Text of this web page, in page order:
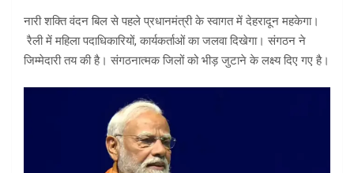
नारी शक्ति वंदन बिल से पहले प्रधानमंत्री के स्वागत में देहरादून महकेगा।
रैली में महिला पदाधिकारियों, कार्यकर्ताओं का जलवा दिखेगा। संगठन ने
जिम्मेदारी तय की है। संगठनात्मक जिलों को भीड़ जुटाने के लक्ष्य दिए गए है।